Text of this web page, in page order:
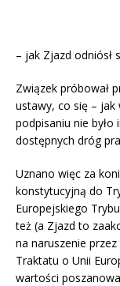
– jak Zjazd odniósł
Związek próbował
ustawy, co się – jak
podpisaniu nie
dostępnych dróg
Uznano więc za
konstytucyjną do
Europejskiego
też (a Zjazd to
na naruszenie
Traktatu o Unii
wartości